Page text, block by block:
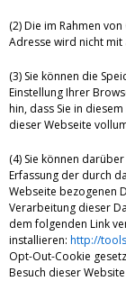
(2) Die im Rahmen
Adresse wird nicht
(3) Sie können die
Einstellung Ihrer
hin, dass Sie in
dieser Webseite
(4) Sie können
Erfassung der durch
Webseite bezogenen
Verarbeitung dieser
dem folgenden Link
installieren: http://
Opt-Out-Cookie
Besuch dieser